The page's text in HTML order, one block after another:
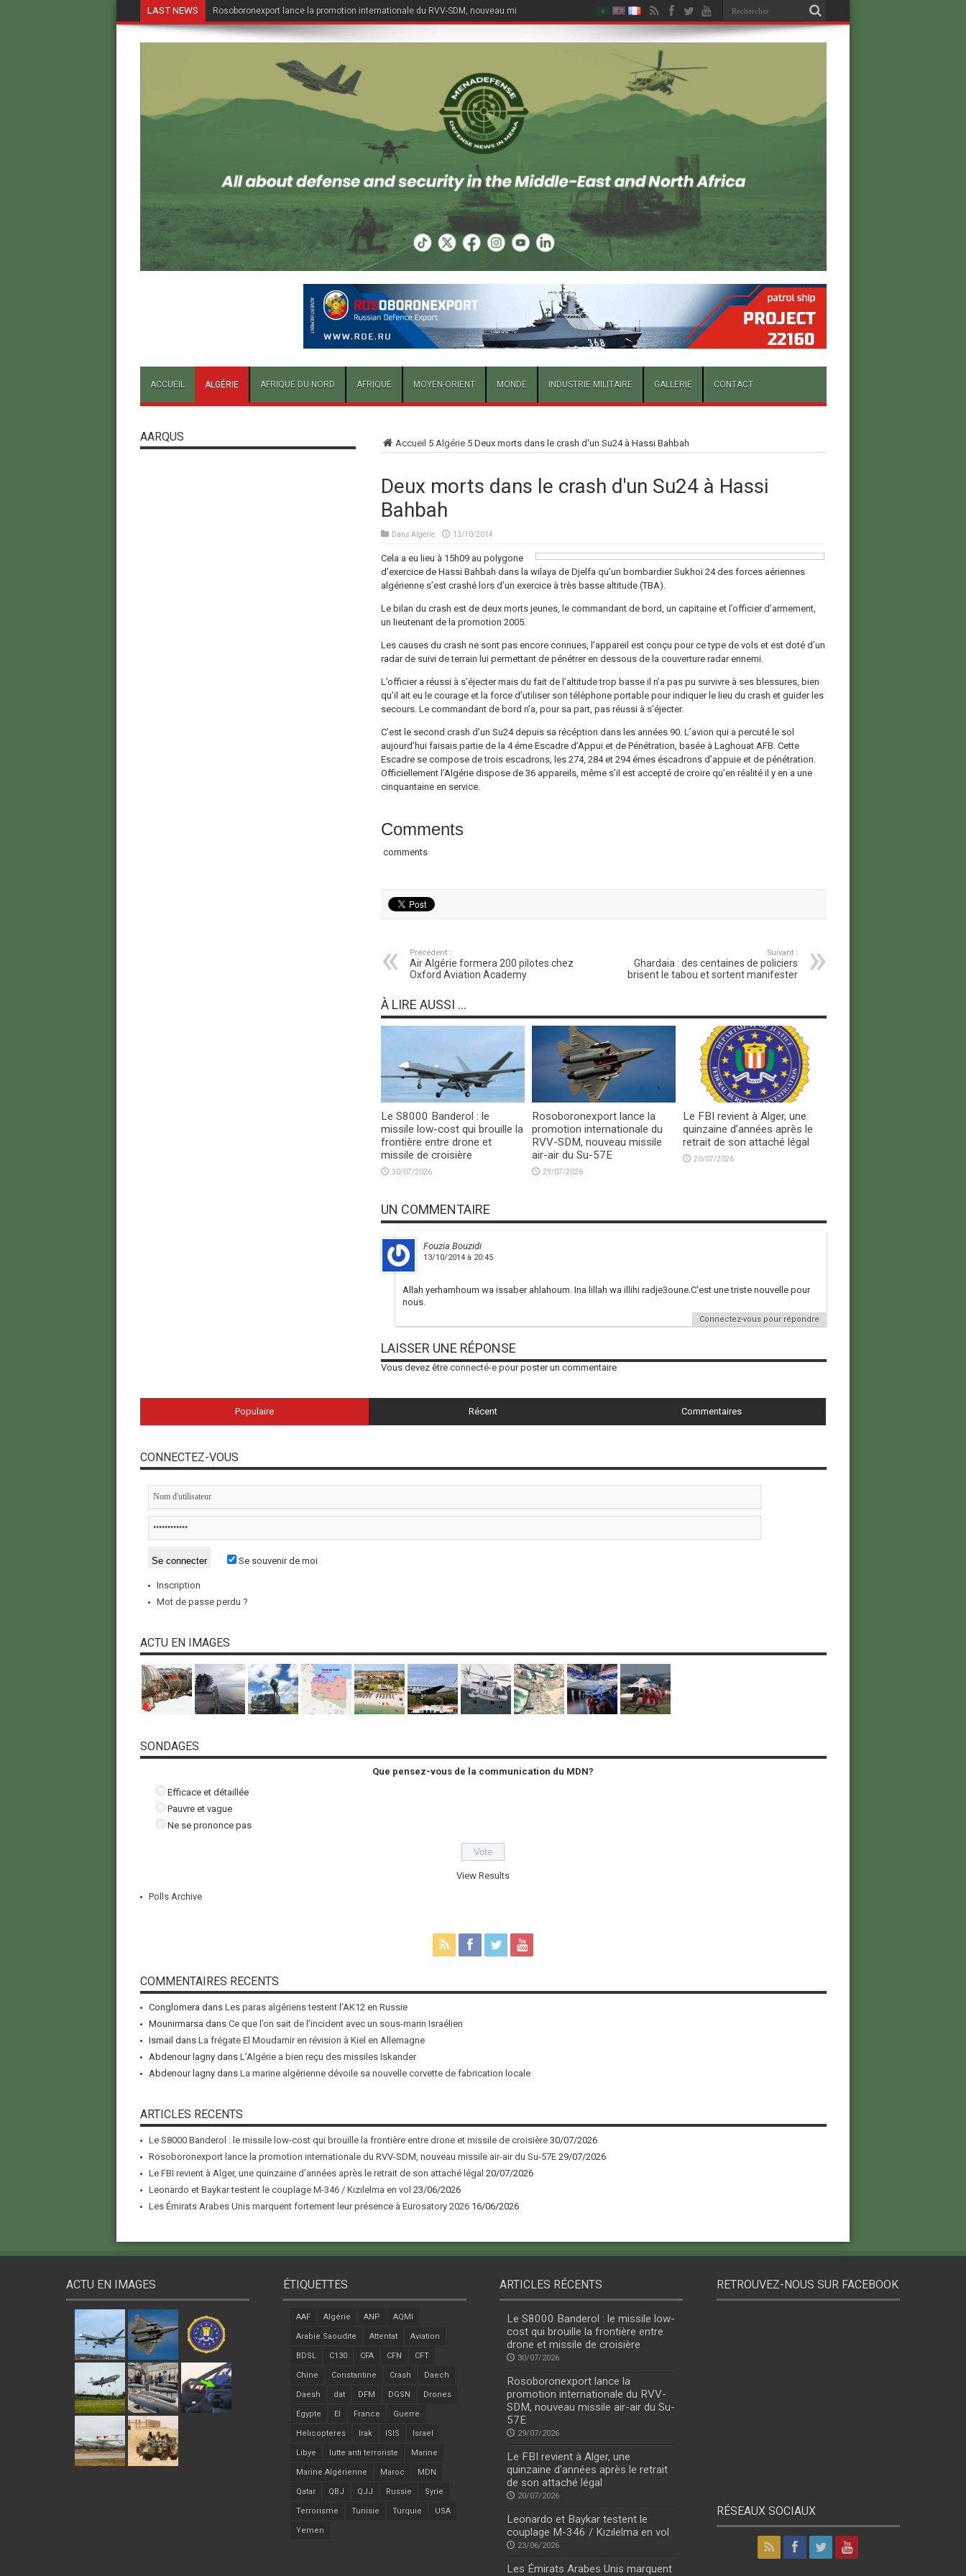
LAST NEWS Rosoboronexport lance la promotion internationale du RVV-SDM, nouveau missile air-air du Su-57E
ACCUEIL ALGÉRIE AFRIQUE DU NORD AFRIQUE MOYEN-ORIENT MONDE INDUSTRIE MILITAIRE GALLERIE CONTACT
Accueil 5 Algérie5 Deux morts dans le crash d'un Su24 à Hassi Bahbah
Deux morts dans le crash d'un Su24 à Hassi
Bahbah
Dans Algérie 13/10/2014
Cela a eu lieu à 15h09 au polygone
d’exercice de Hassi Bahbah dans la wilaya de Djelfa qu’un bombardier Sukhoï 24 des forces aériennes
algérienne s’est crashé lors d’un exercice à très basse altitude (TBA).
Le bilan du crash est de deux morts jeunes, le commandant de bord, un capitaine et l’officier d’armement,
un lieutenant de la promotion 2005.
Les causes du crash ne sont pas encore connues, l’appareil est conçu pour ce type de vols et est doté d’un
radar de suivi de terrain lui permettant de pénétrer en dessous de la couverture radar ennemi.
L’officier a réussi à s’éjecter mais du fait de l’altitude trop basse il n’a pas pu survivre à ses blessures, bien
qu’il ait eu le courage et la force d’utiliser son téléphone portable pour indiquer le lieu du crash et guider les
secours. Le commandant de bord n’a, pour sa part, pas réussi à s’éjecter.
C’est le second crash d’un Su24 depuis sa récéption dans les années 90. L’avion qui a percuté le sol
aujourd’hui faisais partie de la 4 éme Escadre d’Appui et de Pénétration, basée à Laghouat AFB. Cette
Escadre se compose de trois escadrons, les 274, 284 et 294 émes éscadrons d’appuie et de pénétration.
Officiellement l’Algérie dispose de 36 appareils, même s’il est accepté de croire qu’en réalité il y en a une
cinquantaine en service.
Comments
comments
Précédent :
Air Algérie formera 200 pilotes chez
Oxford Aviation Academy
Suivant :
Ghardaia : des centaines de policiers
brisent le tabou et sortent manifester
À LIRE AUSSI ...
Le S8000 Banderol : le
missile low-cost qui brouille la
frontière entre drone et
missile de croisière
30/07/2026
Rosoboronexport lance la
promotion internationale du
RVV-SDM, nouveau missile
air-air du Su-57E
29/07/2026
Le FBI revient à Alger, une
quinzaine d’années après le
retrait de son attaché légal
20/07/2026
UN COMMENTAIRE
Fouzia Bouzidi
13/10/2014 à 20:45
Allah yerhamhoum wa issaber ahlahoum. Ina lillah wa illihi radje3oune.C’est une triste nouvelle pour
nous.
Connectez-vous pour répondre
LAISSER UNE RÉPONSE
Vous devez être connecté-epour poster un commentaire
AARQUS
Populaire Récent Commentaires
CONNECTEZ-VOUS
Se souvenir de moi
Inscription
Mot de passe perdu ?
ACTU EN IMAGES
SONDAGES
Que pensez-vous de la communication du MDN?
Efficace et détaillée
Pauvre et vague
Ne se prononce pas
View Results
Polls Archive
COMMENTAIRES RECENTS
Conglomera dans Les paras algériens testent l’AK12 en Russie
Mounirmarsa dans Ce que l’on sait de l’incident avec un sous-marin Israélien
Ismail dans La frégate El Moudamir en révision à Kiel en Allemagne
Abdenour lagnydans L’Algérie a bien reçu des missiles Iskander
Abdenour lagnydans La marine algérienne dévoile sa nouvelle corvette de fabrication locale
ARTICLES RECENTS
Le S8000 Banderol : le missile low-cost qui brouille la frontière entre drone et missile de croisière 30/07/2026
Rosoboronexport lance la promotion internationale du RVV-SDM, nouveau missile air-air du Su-57E 29/07/2026
Le FBI revient à Alger, une quinzaine d’années après le retrait de son attaché légal 20/07/2026
Leonardo et Baykar testent le couplage M-346 / Kızılelma en vol 23/06/2026
Les Émirats Arabes Unis marquent fortement leur présence à Eurosatory 2026 16/06/2026
ACTU EN IMAGES ÉTIQUETTES
AAF Algérie ANP AQMI
Arabie Saoudite Attentat Aviation
BDSL C130 CFA CFN CFT
Chine Constantine Crash Daech
Daesh dat DFM DGSN Drones
Egypte EI France Guerre
Helicopteres Irak ISIS Israel
Libye lutte anti terroriste Marine
Marine Algérienne Maroc MDN
Qatar QBJ QJJ Russie Syrie
Terrorisme Tunisie Turquie USA
Yemen
ARTICLES RÉCENTS
Le S8000 Banderol : le missile low-
cost qui brouille la frontière entre
drone et missile de croisière
30/07/2026
Rosoboronexport lance la
promotion internationale du RVV-
SDM, nouveau missile air-air du Su-
57E
29/07/2026
Le FBI revient à Alger, une
quinzaine d’années après le retrait
de son attaché légal
20/07/2026
Leonardo et Baykar testent le
couplage M-346 / Kızılelma en vol
23/06/2026
Les Émirats Arabes Unis marquent
RETROUVEZ-NOUS SUR FACEBOOK
RÉSEAUX SOCIAUX